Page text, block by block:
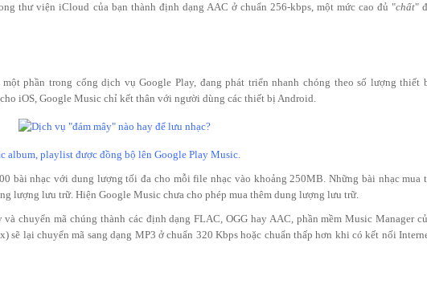
thư viện iCloud của bạn thành định dạng AAC ở chuẩn 256-kbps, một mức cao đủ "chất"
phần trong cổng dịch vụ Google Play, đang phát triển nhanh chóng theo số lượng thiết
iOS, Google Music chỉ kết thân với người dùng các thiết bị Android.
album, playlist được đồng bộ lên Google Play Music.
bài nhạc với dung lượng tối đa cho mỗi file nhạc vào khoảng 250MB. Những bài nhạc mua
lượng lưu trữ. Hiện Google Music chưa cho phép mua thêm dung lượng lưu trữ.
chuyển mã chúng thành các định dạng FLAC, OGG hay AAC, phần mềm Music Manager
sẽ lại chuyển mã sang dạng MP3 ở chuẩn 320 Kbps hoặc chuẩn thấp hơn khi có kết nối